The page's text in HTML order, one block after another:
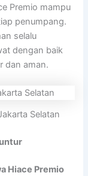
Premio mampu
penumpang.
selalu
dengan baik
dan aman.
Selatan
Hiace Premio